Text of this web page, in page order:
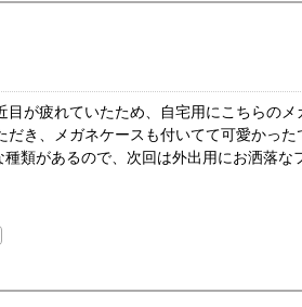
が疲れていたため、自宅用にこちらの
き、メガネケースも付いてて可愛かっ
類があるので、次回は外出用にお洒落な